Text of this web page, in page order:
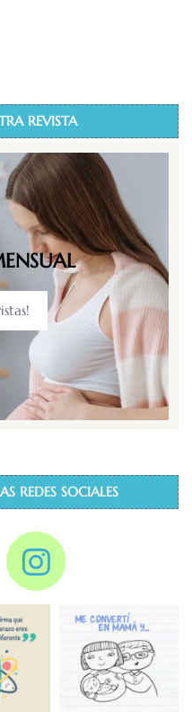
REVISTA
REDES SOCIALES